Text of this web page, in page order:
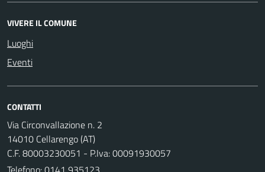
VIVERE IL COMUNE
Luoghi
Eventi
CONTATTI
Via Circonvallazione n. 2
14010 Cellarengo (AT)
C.F. 80003230051 - P.Iva: 00091930057